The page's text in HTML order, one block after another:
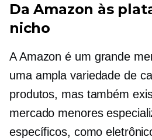
Da Amazon às
nicho
A Amazon é um grande
uma ampla variedade de
produtos, mas também
mercado menores
específicos, como